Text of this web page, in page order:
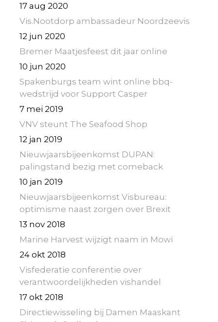
17 aug 2020
Vis.Nootdorp ambassadeur Noordzeevis
12 jun 2020
Bremer Maatjesfeest dit jaar online
10 jun 2020
Spakenburgs team wint online bbq-
wedstrijd voor Support Casper
7 mei 2019
VNV steunt The Seafood Shop
12 jan 2019
Nieuwjaarsbijeenkomst DUPAN:
palingstand bezig met comeback
10 jan 2019
Nieuwjaarsbijeenkomst Visbureau:
optimisme naast zorgen over Brexit
13 nov 2018
Marine Harvest wijzigt naam in Mowi
24 okt 2018
Visfederatie conferentie over
verantwoordelijkheden vishandel
17 okt 2018
Directiewisseling bij Damen Maaskant